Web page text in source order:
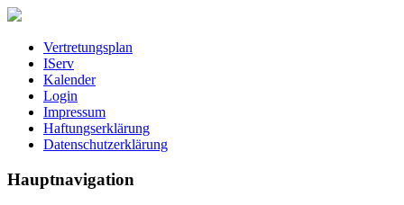
Vertretungsplan
IServ
Kalender
Login
Impressum
Haftungserklärung
Datenschutzerklärung
Hauptnavigation